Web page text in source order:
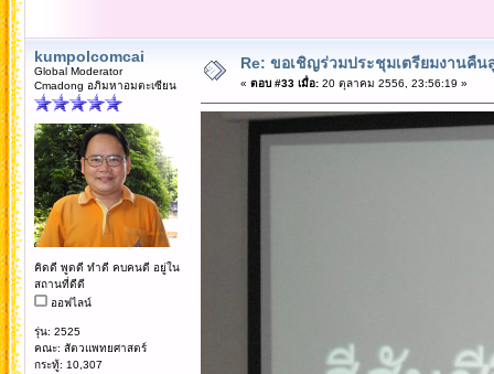
kumpolcomcai
Global Moderator
Cmadong อภิมหาอมตะเซียน
คิดดี พูดดี ทำดี คบคนดี อยู่ใน
สถานที่ดีดี
ออฟไลน์
รุ่น: 2525
คณะ: สัตวแพทยศาสตร์
กระทู้: 10,307
Re: ขอเชิญร่วมประชุมเตรียมงานคืน
« ตอบ #33 เมื่อ:20 ตุลาคม 2556, 23:56:19 »